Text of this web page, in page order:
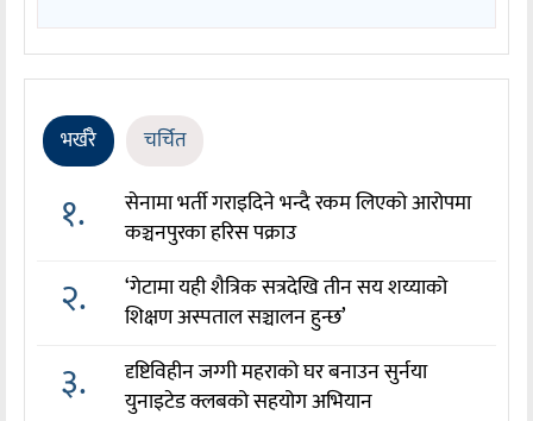
भर्खरै चर्चित
१.
सेनामा भर्ती गराइदिने भन्दै रकम लिएको आरोपमा
कञ्चनपुरका हरिस पक्राउ
२.
‘गेटामा यही शैत्रिक सत्रदेखि तीन सय शय्याको
शिक्षण अस्पताल सञ्चालन हुन्छ’
३.
दृष्टिविहीन जग्गी महराको घर बनाउन सुर्नया
युनाइटेड क्लबको सहयोग अभियान